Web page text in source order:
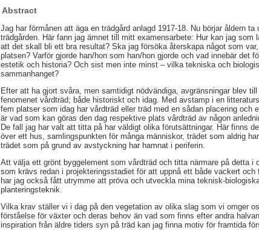
Abstract
Jag har förmånen att äga en trädgård anlagd 1917-18. Nu börjar åldern
trädgården. Här fann jag ämnet till mitt examensarbete: Hur kan jag
att det skall bli ett bra resultat? Ska jag försöka återskapa något som
platsen? Varför gjorde han/hon som han/hon gjorde och vad innebär
estetik och historia? Och sist men inte minst – vilka tekniska och
sammanhanget?
Efter att ha gjort svåra, men samtidigt nödvändiga, avgränsningar blev
fenomenet vårdträd; både historiskt och idag. Med avstamp i en
fem platser som idag har vårdträd eller träd med en sådan placering
är vad som kan göras den dag respektive plats vårdträd av någon
De fall jag har valt att titta på har väldigt olika förutsättningar. Här finns
över ett hus, samlingspunkten för många människor, trädet som aldrig
trädet som på grund av avstyckning har hamnat i periferin.
Att välja ett grönt byggelement som vårdträd och titta närmare på detta
som krävs redan i projekteringsstadiet för att uppnå ett både vackert
har jag också fått utrymme att pröva och utveckla mina teknisk-
planteringsteknik.
Vilka krav ställer vi i dag på den vegetation av olika slag som vi omger
förståelse för växter och deras behov än vad som finns efter andra
inspiration från äldre tiders syn på träd kan jag finna motiv för framtida